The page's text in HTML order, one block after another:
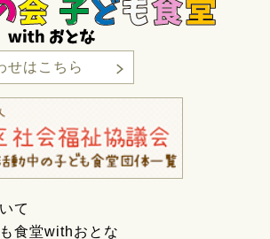
せはこちら
て
食堂withおとな